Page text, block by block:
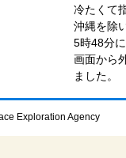
冷たくて
沖縄を除
5時48分
画面から
ました。
Exploration Agency